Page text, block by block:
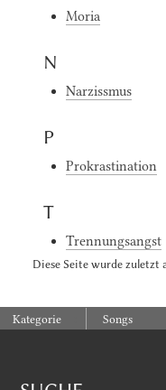
Moria
N
Narzissmus
P
Prokrastination
T
Trennungsangst
Diese Seite wurde zuletzt
Kategorie Songs